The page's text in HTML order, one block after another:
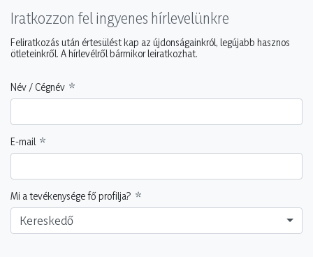
Iratkozzon fel ingyenes hírlevelünkre
Feliratkozás után értesülést kap az újdonságainkról, legújabb hasznos
ötleteinkről. A hírlevélről bármikor leiratkozhat.
Név / Cégnév
E-mail
Mi a tevékenysége fő profilja?
Kereskedő